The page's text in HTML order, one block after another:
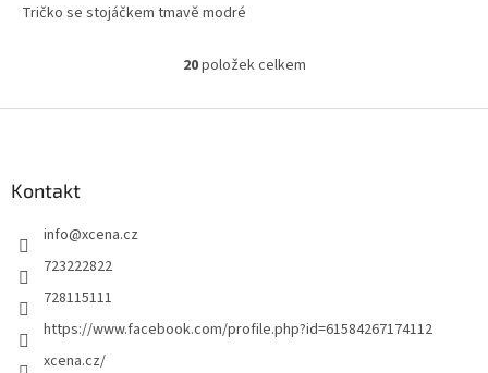
Tričko se stojáčkem tmavě modré
O
l
y
20položek celkem
Kontakt
info@xcena.cz
723222822
728115111
https://www.facebook.com/profile.php?id=61584267174112
xcena.cz/